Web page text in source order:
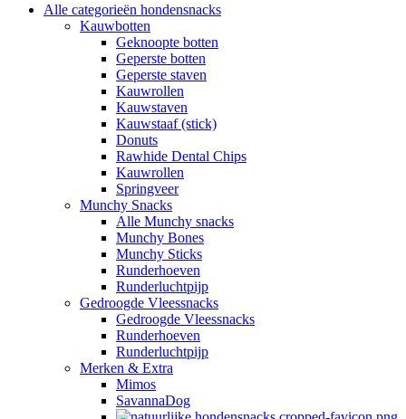
Alle categorieën hondensnacks
Kauwbotten
Geknoopte botten
Geperste botten
Geperste staven
Kauwrollen
Kauwstaven
Kauwstaaf (stick)
Donuts
Rawhide Dental Chips
Kauwrollen
Springveer
Munchy Snacks
Alle Munchy snacks
Munchy Bones
Munchy Sticks
Runderhoeven
Runderluchtpijp
Gedroogde Vleessnacks
Gedroogde Vleessnacks
Runderhoeven
Runderluchtpijp
Merken & Extra
Mimos
SavannaDog